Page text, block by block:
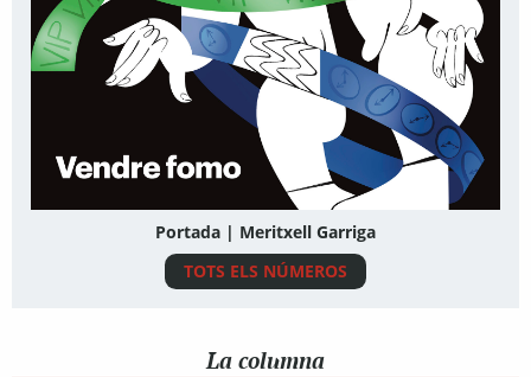
Portada | Meritxell Garriga
TOTS ELS NÚMEROS
La columna